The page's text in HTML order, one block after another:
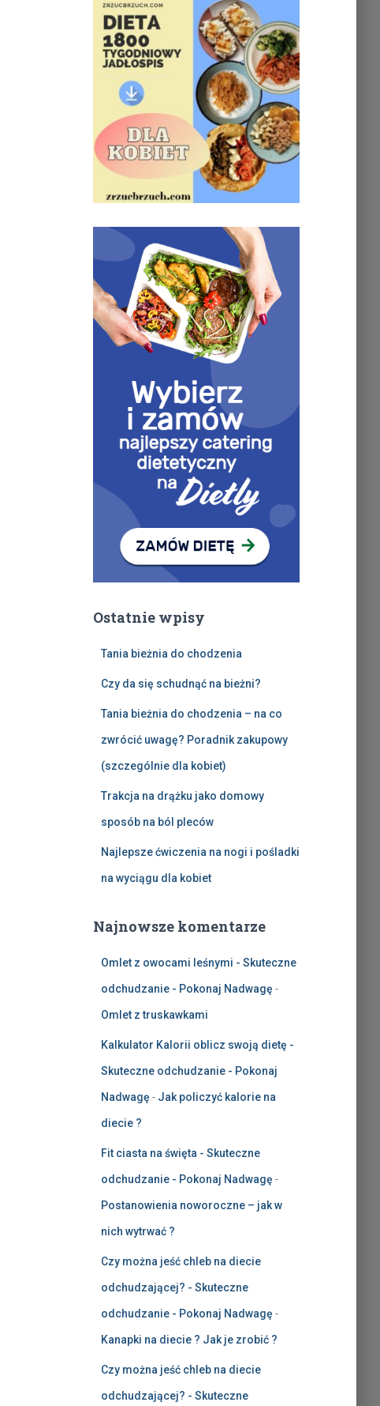
Ostatnie wpisy
Tania bieżnia do chodzenia
Czy da się schudnąć na bieżni?
Tania bieżnia do chodzenia – na co
zwrócić uwagę? Poradnik zakupowy
(szczególnie dla kobiet)
Trakcja na drążku jako domowy
sposób na ból pleców
Najlepsze ćwiczenia na nogi i pośladki
na wyciągu dla kobiet
Najnowsze komentarze
Omlet z owocami leśnymi - Skuteczne
odchudzanie - Pokonaj Nadwagę -
Omlet z truskawkami
Kalkulator Kalorii oblicz swoją dietę -
Skuteczne odchudzanie - Pokonaj
Nadwagę - Jak policzyć kalorie na
diecie ?
Fit ciasta na święta - Skuteczne
odchudzanie - Pokonaj Nadwagę -
Postanowienia noworoczne – jak w
nich wytrwać ?
Czy można jeść chleb na diecie
odchudzającej? - Skuteczne
odchudzanie - Pokonaj Nadwagę -
Kanapki na diecie ? Jak je zrobić ?
Czy można jeść chleb na diecie
odchudzającej? - Skuteczne